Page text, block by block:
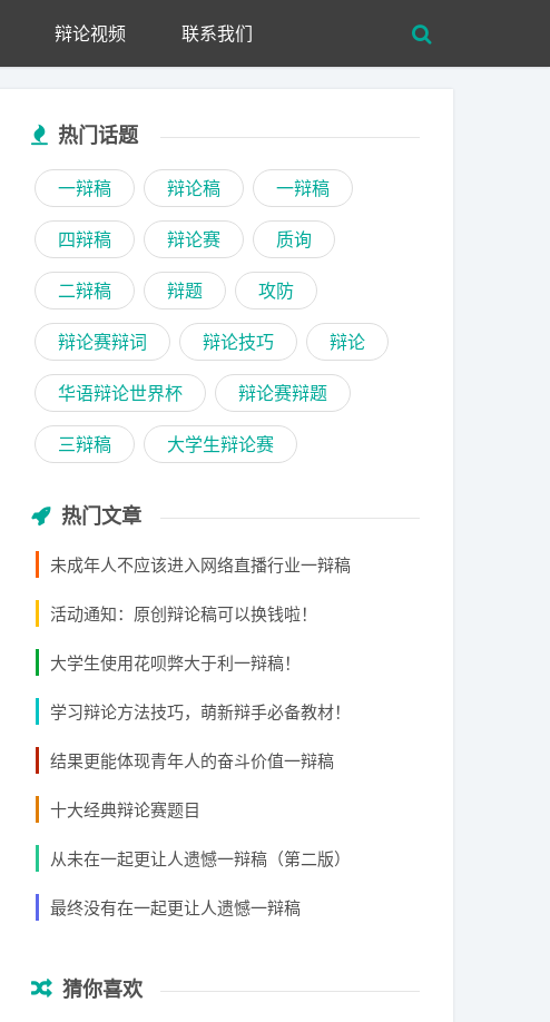
辩论视频 联系我们
热门话题
一辩稿 辩论稿 一辩稿
四辩稿 辩论赛 质询
二辩稿 辩题 攻防
辩论赛辩词 辩论技巧 辩论
华语辩论世界杯 辩论赛辩题
三辩稿 大学生辩论赛
热门文章
未成年人不应该进入网络直播行业一辩稿
活动通知：原创辩论稿可以换钱啦！
大学生使用花呗弊大于利一辩稿！
学习辩论方法技巧，萌新辩手必备教材！
结果更能体现青年人的奋斗价值一辩稿
十大经典辩论赛题目
从未在一起更让人遗憾一辩稿（第二版）
最终没有在一起更让人遗憾一辩稿
猜你喜欢